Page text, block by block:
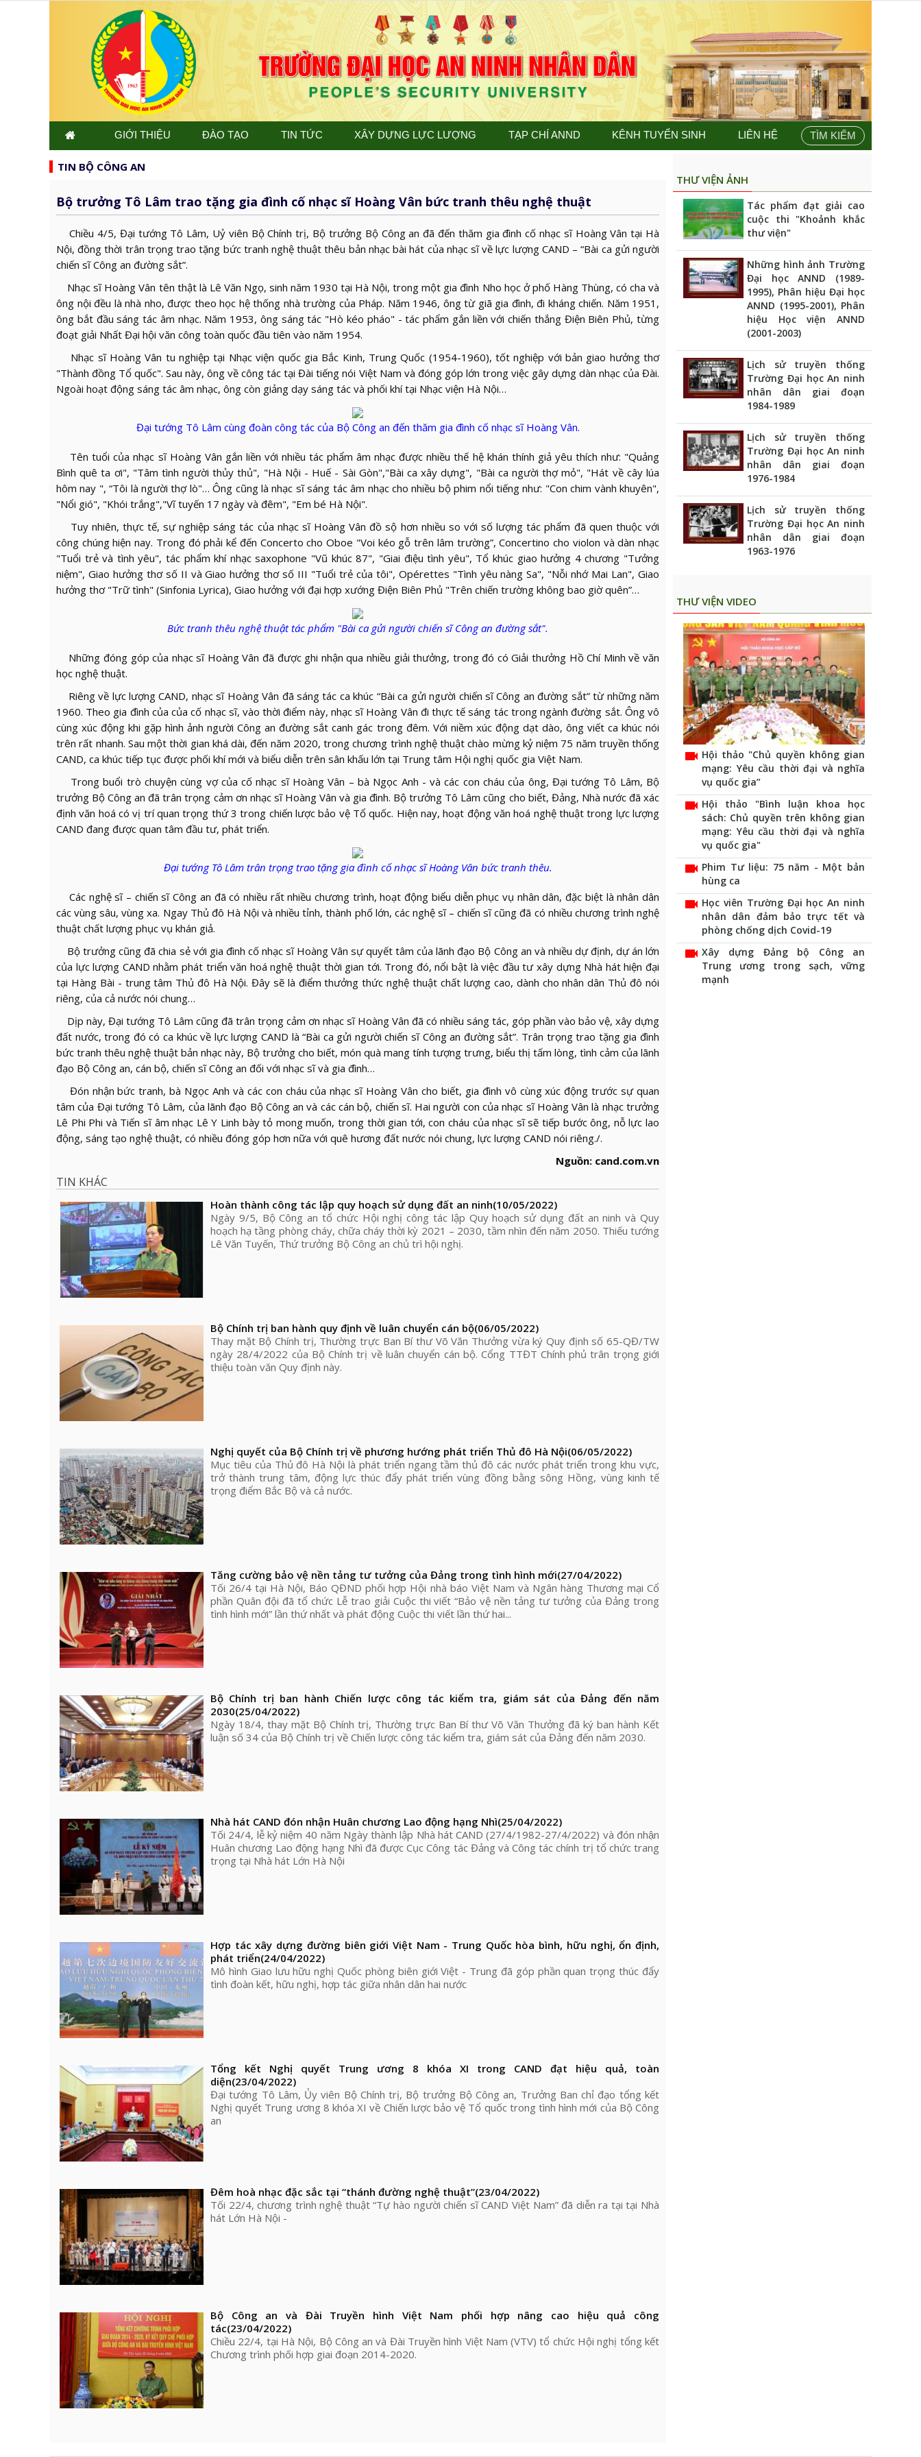
GIỚI THIỆU ĐÀO TẠO TIN TỨC XÂY DỰNG LỰC LƯỢNG TẠP CHÍ ANND KÊNH TUYỂN SINH LIÊN HỆ TÌM KIẾM
TIN BỘ CÔNG AN
Bộ trưởng Tô Lâm trao tặng gia đình cố nhạc sĩ Hoàng Vân bức tranh thêu nghệ thuật
Chiều 4/5, Đại tướng Tô Lâm, Uỷ viên Bộ Chính trị, Bộ trưởng Bộ Công an đã đến thăm gia đình cố nhạc sĩ Hoàng Vân tại Hà
Nội, đồng thời trân trọng trao tặng bức tranh nghệ thuật thêu bản nhạc bài hát của nhạc sĩ về lực lượng CAND – “Bài ca gửi người
chiến sĩ Công an đường sắt”.
Nhạc sĩ Hoàng Vân tên thật là Lê Văn Ngọ, sinh năm 1930 tại Hà Nội, trong một gia đình Nho học ở phố Hàng Thùng, có cha và
ông nội đều là nhà nho, được theo học hệ thống nhà trường của Pháp. Năm 1946, ông từ giã gia đình, đi kháng chiến. Năm 1951,
ông bắt đầu sáng tác âm nhạc. Năm 1953, ông sáng tác "Hò kéo pháo" - tác phẩm gắn liền với chiến thắng Điện Biên Phủ, từng
đoạt giải Nhất Đại hội văn công toàn quốc đầu tiên vào năm 1954.
Nhạc sĩ Hoàng Vân tu nghiệp tại Nhạc viện quốc gia Bắc Kinh, Trung Quốc (1954-1960), tốt nghiệp với bản giao hưởng thơ
"Thành đồng Tổ quốc". Sau này, ông về công tác tại Đài tiếng nói Việt Nam và đóng góp lớn trong việc gây dựng dàn nhạc của Đài.
Ngoài hoạt động sáng tác âm nhạc, ông còn giảng dạy sáng tác và phối khí tại Nhạc viện Hà Nội…
Đại tướng Tô Lâm cùng đoàn công tác của Bộ Công an đến thăm gia đình cố nhạc sĩ Hoàng Vân.
Tên tuổi của nhạc sĩ Hoàng Vân gắn liền với nhiều tác phẩm âm nhạc được nhiều thế hệ khán thính giả yêu thích như: "Quảng
Bình quê ta ơi", "Tâm tình người thủy thủ", "Hà Nội - Huế - Sài Gòn","Bài ca xây dựng", "Bài ca người thợ mỏ", "Hát về cây lúa
hôm nay ", “Tôi là người thợ lò"… Ông cũng là nhạc sĩ sáng tác âm nhạc cho nhiều bộ phim nổi tiếng như: "Con chim vành khuyên",
"Nổi gió", "Khói trắng","Vĩ tuyến 17 ngày và đêm", "Em bé Hà Nội".
Tuy nhiên, thực tế, sự nghiệp sáng tác của nhạc sĩ Hoàng Vân đồ sộ hơn nhiều so với số lượng tác phẩm đã quen thuộc với
công chúng hiện nay. Trong đó phải kể đến Concerto cho Oboe "Voi kéo gỗ trên lâm trường”, Concertino cho violon và dàn nhạc
"Tuổi trẻ và tình yêu", tác phẩm khí nhạc saxophone "Vũ khúc 87", "Giai điệu tình yêu", Tổ khúc giao hưởng 4 chương "Tưởng
niệm", Giao hưởng thơ số II và Giao hưởng thơ số III "Tuổi trẻ của tôi", Opérettes "Tình yêu nàng Sa", "Nỗi nhớ Mai Lan", Giao
hưởng thơ "Trữ tình" (Sinfonia Lyrica), Giao hưởng với đại hợp xướng Điện Biên Phủ "Trên chiến trường không bao giờ quên”…
Bức tranh thêu nghệ thuật tác phẩm "Bài ca gửi người chiến sĩ Công an đường sắt".
Những đóng góp của nhạc sĩ Hoàng Vân đã được ghi nhận qua nhiều giải thưởng, trong đó có Giải thưởng Hồ Chí Minh về văn
học nghệ thuật.
Riêng về lực lượng CAND, nhạc sĩ Hoàng Vân đã sáng tác ca khúc “Bài ca gửi người chiến sĩ Công an đường sắt” từ những năm
1960. Theo gia đình của của cố nhạc sĩ, vào thời điểm này, nhạc sĩ Hoàng Vân đi thực tế sáng tác trong ngành đường sắt. Ông vô
cùng xúc động khi gặp hình ảnh người Công an đường sắt canh gác trong đêm. Với niềm xúc động dạt dào, ông viết ca khúc nói
trên rất nhanh. Sau một thời gian khá dài, đến năm 2020, trong chương trình nghệ thuật chào mừng kỷ niệm 75 năm truyền thống
CAND, ca khúc tiếp tục được phối khí mới và biểu diễn trên sân khấu lớn tại Trung tâm Hội nghị quốc gia Việt Nam.
Trong buổi trò chuyện cùng vợ của cố nhạc sĩ Hoàng Vân – bà Ngọc Anh - và các con cháu của ông, Đại tướng Tô Lâm, Bộ
trưởng Bộ Công an đã trân trọng cảm ơn nhạc sĩ Hoàng Vân và gia đình. Bộ trưởng Tô Lâm cũng cho biết, Đảng, Nhà nước đã xác
định văn hoá có vị trí quan trọng thứ 3 trong chiến lược bảo vệ Tổ quốc. Hiện nay, hoạt động văn hoá nghệ thuật trong lực lượng
CAND đang được quan tâm đầu tư, phát triển.
Đại tướng Tô Lâm trân trọng trao tặng gia đình cố nhạc sĩ Hoàng Vân bức tranh thêu.
Các nghệ sĩ – chiến sĩ Công an đã có nhiều rất nhiều chương trình, hoạt động biểu diễn phục vụ nhân dân, đặc biệt là nhân dân
các vùng sâu, vùng xa. Ngay Thủ đô Hà Nội và nhiều tỉnh, thành phố lớn, các nghệ sĩ – chiến sĩ cũng đã có nhiều chương trình nghệ
thuật chất lượng phục vụ khán giả.
Bộ trưởng cũng đã chia sẻ với gia đình cố nhạc sĩ Hoàng Vân sự quyết tâm của lãnh đạo Bộ Công an và nhiều dự định, dự án lớn
của lực lượng CAND nhằm phát triển văn hoá nghệ thuật thời gian tới. Trong đó, nổi bật là việc đầu tư xây dựng Nhà hát hiện đại
tại Hàng Bài - trung tâm Thủ đô Hà Nội. Đây sẽ là điểm thưởng thức nghệ thuật chất lượng cao, dành cho nhân dân Thủ đô nói
riêng, của cả nước nói chung…
Dịp này, Đại tướng Tô Lâm cũng đã trân trọng cảm ơn nhạc sĩ Hoàng Vân đã có nhiều sáng tác, góp phần vào bảo vệ, xây dựng
đất nước, trong đó có ca khúc về lực lượng CAND là “Bài ca gửi người chiến sĩ Công an đường sắt”. Trân trọng trao tặng gia đình
bức tranh thêu nghệ thuật bản nhạc này, Bộ trưởng cho biết, món quà mang tính tượng trưng, biểu thị tấm lòng, tình cảm của lãnh
đạo Bộ Công an, cán bộ, chiến sĩ Công an đối với nhạc sĩ và gia đình…
Đón nhận bức tranh, bà Ngọc Anh và các con cháu của nhạc sĩ Hoàng Vân cho biết, gia đình vô cùng xúc động trước sự quan
tâm của Đại tướng Tô Lâm, của lãnh đạo Bộ Công an và các cán bộ, chiến sĩ. Hai người con của nhạc sĩ Hoàng Vân là nhạc trưởng
Lê Phi Phi và Tiến sĩ âm nhạc Lê Y Linh bày tỏ mong muốn, trong thời gian tới, con cháu của nhạc sĩ sẽ tiếp bước ông, nỗ lực lao
động, sáng tạo nghệ thuật, có nhiều đóng góp hơn nữa với quê hương đất nước nói chung, lực lượng CAND nói riêng./.
Nguồn: cand.com.vn
TIN KHÁC
Hoàn thành công tác lập quy hoạch sử dụng đất an ninh(10/05/2022)
Ngày 9/5, Bộ Công an tổ chức Hội nghị công tác lập Quy hoạch sử dụng đất an ninh và Quy
hoạch hạ tầng phòng cháy, chữa cháy thời kỳ 2021 – 2030, tầm nhìn đến năm 2050. Thiếu tướng
Lê Văn Tuyến, Thứ trưởng Bộ Công an chủ trì hội nghị.
Bộ Chính trị ban hành quy định về luân chuyển cán bộ(06/05/2022)
Thay mặt Bộ Chính trị, Thường trực Ban Bí thư Võ Văn Thưởng vừa ký Quy định số 65-QĐ/TW
ngày 28/4/2022 của Bộ Chính trị về luân chuyển cán bộ. Cổng TTĐT Chính phủ trân trọng giới
thiệu toàn văn Quy định này.
Nghị quyết của Bộ Chính trị về phương hướng phát triển Thủ đô Hà Nội(06/05/2022)
Mục tiêu của Thủ đô Hà Nội là phát triển ngang tầm thủ đô các nước phát triển trong khu vực,
trở thành trung tâm, động lực thúc đẩy phát triển vùng đồng bằng sông Hồng, vùng kinh tế
trọng điểm Bắc Bộ và cả nước.
Tăng cường bảo vệ nền tảng tư tưởng của Đảng trong tình hình mới(27/04/2022)
Tối 26/4 tại Hà Nội, Báo QĐND phối hợp Hội nhà báo Việt Nam và Ngân hàng Thương mại Cổ
phần Quân đội đã tổ chức Lễ trao giải Cuộc thi viết “Bảo vệ nền tảng tư tưởng của Đảng trong
tình hình mới” lần thứ nhất và phát động Cuộc thi viết lần thứ hai...
Bộ Chính trị ban hành Chiến lược công tác kiểm tra, giám sát của Đảng đến năm
2030(25/04/2022)
Ngày 18/4, thay mặt Bộ Chính trị, Thường trực Ban Bí thư Võ Văn Thưởng đã ký ban hành Kết
luận số 34 của Bộ Chính trị về Chiến lược công tác kiểm tra, giám sát của Đảng đến năm 2030.
Nhà hát CAND đón nhận Huân chương Lao động hạng Nhì(25/04/2022)
Tối 24/4, lễ kỷ niệm 40 năm Ngày thành lập Nhà hát CAND (27/4/1982-27/4/2022) và đón nhận
Huân chương Lao động hạng Nhì đã được Cục Công tác Đảng và Công tác chính trị tổ chức trang
trọng tại Nhà hát Lớn Hà Nội
Hợp tác xây dựng đường biên giới Việt Nam - Trung Quốc hòa bình, hữu nghị, ổn định,
phát triển(24/04/2022)
Mô hình Giao lưu hữu nghị Quốc phòng biên giới Việt - Trung đã góp phần quan trọng thúc đẩy
tình đoàn kết, hữu nghị, hợp tác giữa nhân dân hai nước
Tổng kết Nghị quyết Trung ương 8 khóa XI trong CAND đạt hiệu quả, toàn
diện(23/04/2022)
Đại tướng Tô Lâm, Ủy viên Bộ Chính trị, Bộ trưởng Bộ Công an, Trưởng Ban chỉ đạo tổng kết
Nghị quyết Trung ương 8 khóa XI về Chiến lược bảo vệ Tổ quốc trong tình hình mới của Bộ Công
an
Đêm hoà nhạc đặc sắc tại “thánh đường nghệ thuật”(23/04/2022)
Tối 22/4, chương trình nghệ thuật “Tự hào người chiến sĩ CAND Việt Nam” đã diễn ra tại tại Nhà
hát Lớn Hà Nội -
Bộ Công an và Đài Truyền hình Việt Nam phối hợp nâng cao hiệu quả công
tác(23/04/2022)
Chiều 22/4, tại Hà Nội, Bộ Công an và Đài Truyền hình Việt Nam (VTV) tổ chức Hội nghị tổng kết
Chương trình phối hợp giai đoạn 2014-2020.
THƯ VIỆN ẢNH
Tác phẩm đạt giải cao
cuộc thi "Khoảnh khắc
thư viện"
Những hình ảnh Trường
Đại học ANND (1989-
1995), Phân hiệu Đại học
ANND (1995-2001), Phân
hiệu Học viện ANND
(2001-2003)
Lịch sử truyền thống
Trường Đại học An ninh
nhân dân giai đoạn
1984-1989
Lịch sử truyền thống
Trường Đại học An ninh
nhân dân giai đoạn
1976-1984
Lịch sử truyền thống
Trường Đại học An ninh
nhân dân giai đoạn
1963-1976
THƯ VIỆN VIDEO
videocam Hội thảo "Chủ quyền không gian
mạng: Yêu cầu thời đại và nghĩa
vụ quốc gia”
videocam Hội thảo "Bình luận khoa học
sách: Chủ quyền trên không gian
mạng: Yêu cầu thời đại và nghĩa
vụ quốc gia"
videocam Phim Tư liệu: 75 năm - Một bản
hùng ca
videocam Học viên Trường Đại học An ninh
nhân dân đảm bảo trực tết và
phòng chống dịch Covid-19
videocam Xây dựng Đảng bộ Công an
Trung ương trong sạch, vững
mạnh